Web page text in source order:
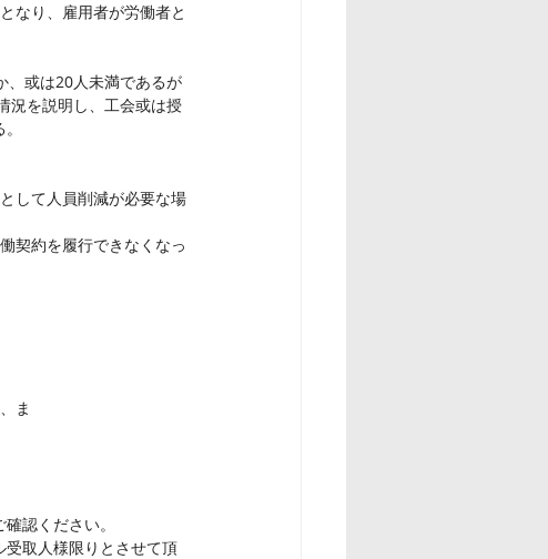
なり、雇用者が労働者と
、或は20人未満であるが
況を説明し、工会或は授
して人員削減が必要な場
契約を履行できなくなっ
ま
認ください。
取人様限りとさせて頂